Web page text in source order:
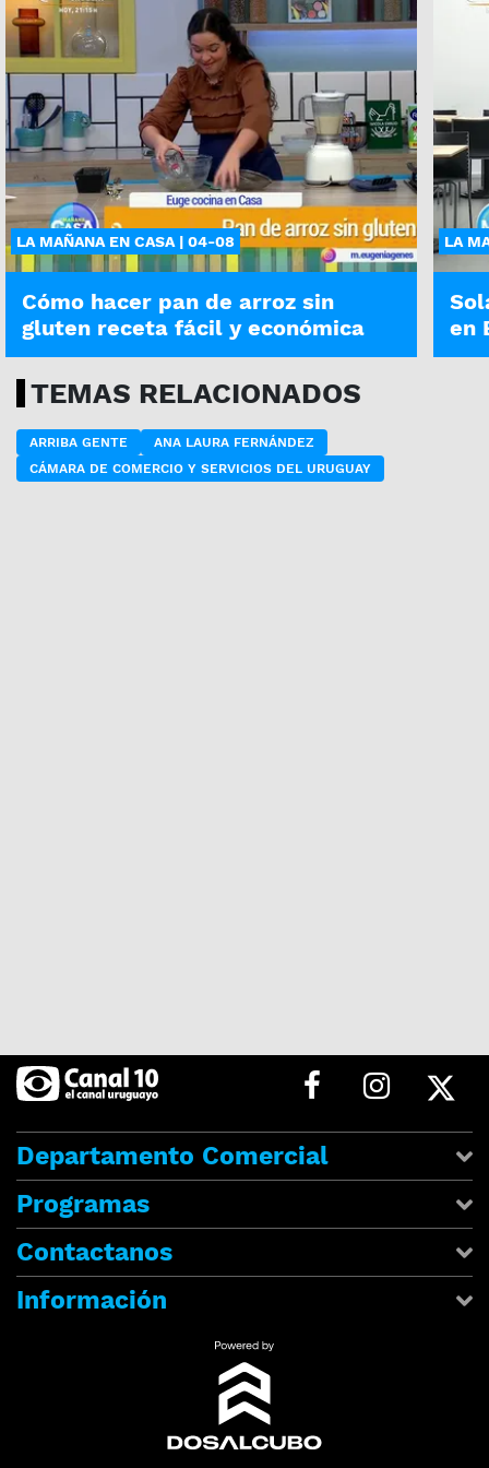
LA MAÑANA EN CASA | 04-08
Cómo hacer pan de arroz sin
gluten receta fácil y económica
LA
en
TEMAS RELACIONADOS
ARRIBA GENTE
ANA LAURA FERNÁNDEZ
CÁMARA DE COMERCIO Y SERVICIOS DEL URUGUAY
Departamento Comercial
Programas
Contactanos
Información